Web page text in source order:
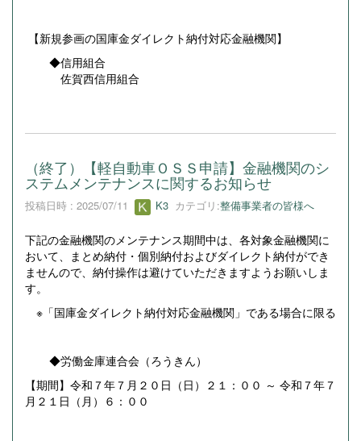
【新規参画の国庫金ダイレクト納付対応金融機関】
◆信用組合
佐賀西信用組合
（終了）【軽自動車ＯＳＳ申請】金融機関のシ
ステムメンテナンスに関するお知らせ
投稿日時 : 2025/07/11 K3 カテゴリ:整備事業者の皆様へ
下記の金融機関のメンテナンス期間中は、各対象金融機関に
おいて、まとめ納付・個別納付およびダイレクト納付ができ
ませんので、納付操作は避けていただきますようお願いしま
す。
※「国庫金ダイレクト納付対応金融機関」である場合に限る
◆労働金庫連合会（ろうきん）
【期間】令和７年７月２０日（日）２１：００ ～ 令和７年７
月２１日（月）６：００